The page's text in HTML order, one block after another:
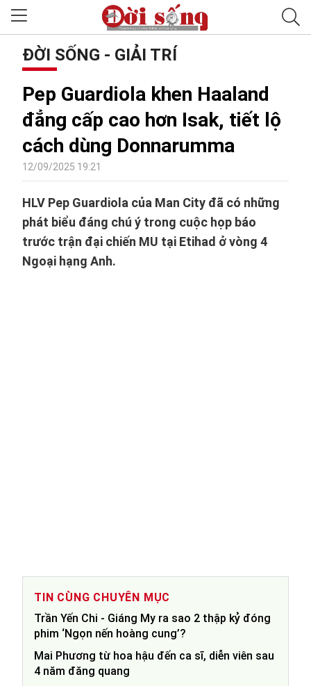
ĐỜI SỐNG - GIẢI TRÍ
Pep Guardiola khen Haaland
đẳng cấp cao hơn Isak, tiết lộ
cách dùng Donnarumma
12/09/2025 19:21
HLV Pep Guardiola của Man City đã có những
phát biểu đáng chú ý trong cuộc họp báo
trước trận đại chiến MU tại Etihad ở vòng 4
Ngoại hạng Anh.
TIN CÙNG CHUYÊN MỤC
Trần Yến Chi - Giáng My ra sao 2 thập kỷ đóng
phim ‘Ngọn nến hoàng cung’?
Mai Phương từ hoa hậu đến ca sĩ, diễn viên sau
4 năm đăng quang